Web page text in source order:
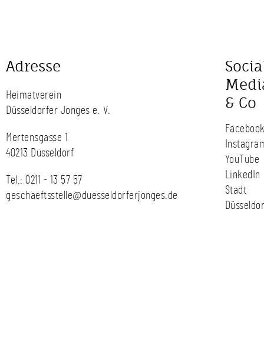
Adresse
Heimatverein
Düsseldorfer Jonges e. V.
Mertensgasse 1
40213 Düsseldorf
Tel.: 0211 - 13 57 57
geschaeftsstelle@duesseldorferjonges.de
& Co
YouTube
LinkedIn
Stadt